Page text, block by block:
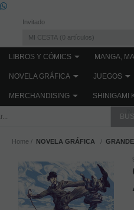
Invitado
MI CESTA 0 artículos
LIBROS Y CÓMICS MANGA,
NOVELA GRÁFICA JUEGOS
MERCHANDISING SHINIGAMI
Home NOVELA GRÁFICA